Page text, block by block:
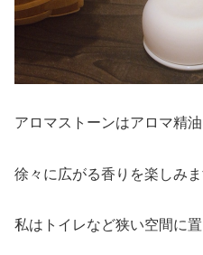
アロマストーンはアロマ精
徐々に広がる香りを楽しみ
私はトイレなど狭い空間に